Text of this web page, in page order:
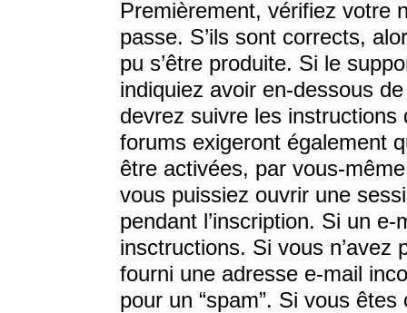
Premièrement, vérifiez votre
passe. S’ils sont corrects,
pu s’être produite. Si le
indiquiez avoir en-dessous
devrez suivre les
forums exigeront également
être activées, par vous-
vous puissiez ouvrir une
pendant l’inscription. Si un
insctructions. Si vous n’avez
fourni une adresse e-mail
pour un “spam”. Si vous